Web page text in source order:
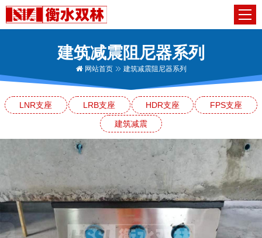
建筑减震阻尼器系列
网站首页 建筑减震阻尼器系列
LNR支座 LRB支座 HDR支座
FPS支座
建筑减震